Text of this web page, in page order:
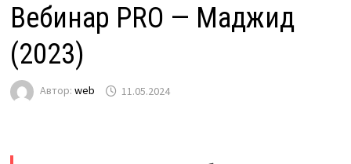
Вебинар PRO — Маджид
(2023)
Автор: web 11.05.2024